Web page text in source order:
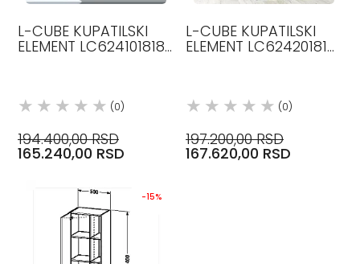
L-CUBE KUPATILSKI
ELEMENT LC624101818
(0)
194.400,00 RSD
165.240,00 RSD
L-CUBE KUPATILSKI
ELEMENT LC624201818
(0)
197.200,00 RSD
167.620,00 RSD
-15%